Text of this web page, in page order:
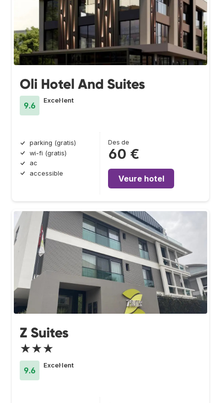
Oli Hotel And Suites
9.6
Excel·lent
parking (gratis)
wi-fi (gratis)
ac
accessible
Des de
60 €
Veure hotel
Z Suites
★★★
9.6
Excel·lent